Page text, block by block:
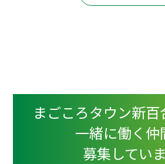
まごころタウン新
一緒に働く仲
募集してい